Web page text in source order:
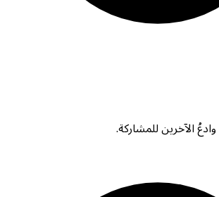
الآخرين للمشاركة.